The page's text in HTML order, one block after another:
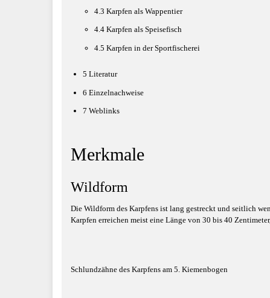
4.3 Karpfen als Wappentier
4.4 Karpfen als Speisefisch
4.5 Karpfen in der Sportfischerei
5 Literatur
6 Einzelnachweise
7 Weblinks
Merkmale
Wildform
Die Wildform des Karpfens ist lang gestreckt und seitlich
Karpfen erreichen meist eine Länge von 30 bis 40
Schlundzähne des Karpfens am 5. Kiemenbogen